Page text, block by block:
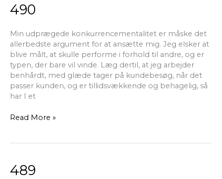
490
Min udprægede konkurrencementalitet er måske det
allerbedste argument for at ansætte mig. Jeg elsker at
blive målt, at skulle performe i forhold til andre, og er
typen, der bare vil vinde. Læg dertil, at jeg arbejder
benhårdt, med glæde tager på kundebesøg, når det
passer kunden, og er tillidsvækkende og behagelig, så
har I et
490
Read More »
489
489